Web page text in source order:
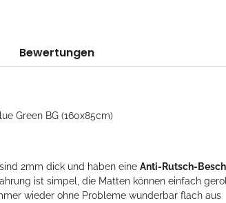
Bewertungen
Green BG (160x85cm)
2mm dick und haben eine Anti-Rutsch-
ist simpel, die Matten können einfach
wieder ohne Probleme wunderbar flach aus